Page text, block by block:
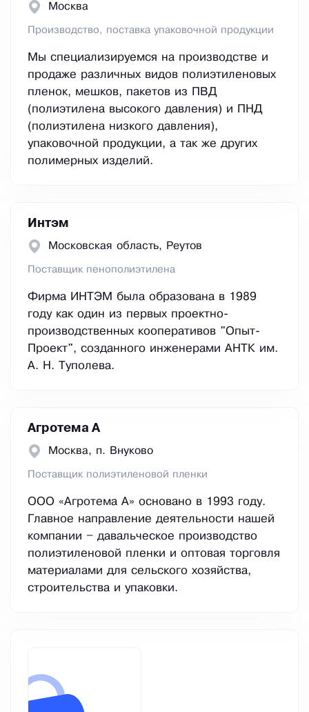
Москва
Производство, поставка упаковочной продукции
Мы специализируемся на производстве и
продаже различных видов полиэтиленовых
пленок, мешков, пакетов из ПВД
(полиэтилена высокого давления) и ПНД
(полиэтилена низкого давления),
упаковочной продукции, а так же других
полимерных изделий.
Интэм
Московская область, Реутов
Поставщик пенополиэтилена
Фирма ИНТЭМ была образована в 1989
году как один из первых проектно-
производственных кооперативов "Опыт-
Проект", созданного инженерами АНТК им.
А. Н. Туполева.
Агротема А
Москва, п. Внуково
Поставщик полиэтиленовой пленки
ООО «Агротема А» основано в 1993 году.
Главное направление деятельности нашей
компании – давальческое производство
полиэтиленовой пленки и оптовая торговля
материалами для сельского хозяйства,
строительства и упаковки.